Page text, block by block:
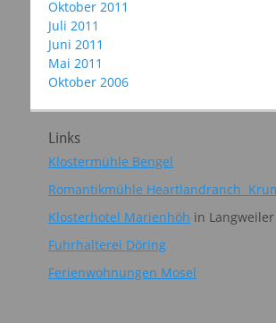
Oktober 2011
Juli 2011
Juni 2011
Mai 2011
Oktober 2006
Links
Klostermühle Bengel
Romantikmühle Heartlandranch
Klosterhotel Marienhöh in Langweiler
Fuhrhalterei Döring
Ferienwohnungen Mosel